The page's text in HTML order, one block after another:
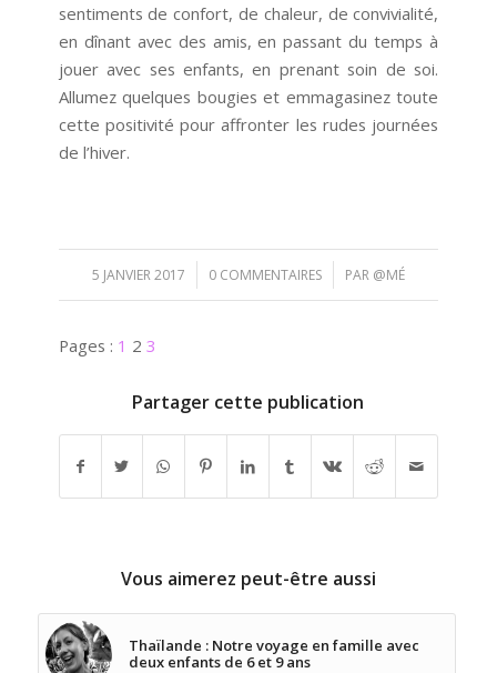
sentiments de confort, de chaleur, de convivialité,
en dînant avec des amis, en passant du temps à
jouer avec ses enfants, en prenant soin de soi.
Allumez quelques bougies et emmagasinez toute
cette positivité pour affronter les rudes journées
de l’hiver.
5 JANVIER 2017
/ 0 COMMENTAIRES
/ PAR @MÉ
Pages : 1 2 3
Partager cette publication
Vous aimerez peut-être aussi
Thaïlande : Notre voyage en famille avec
deux enfants de 6 et 9 ans